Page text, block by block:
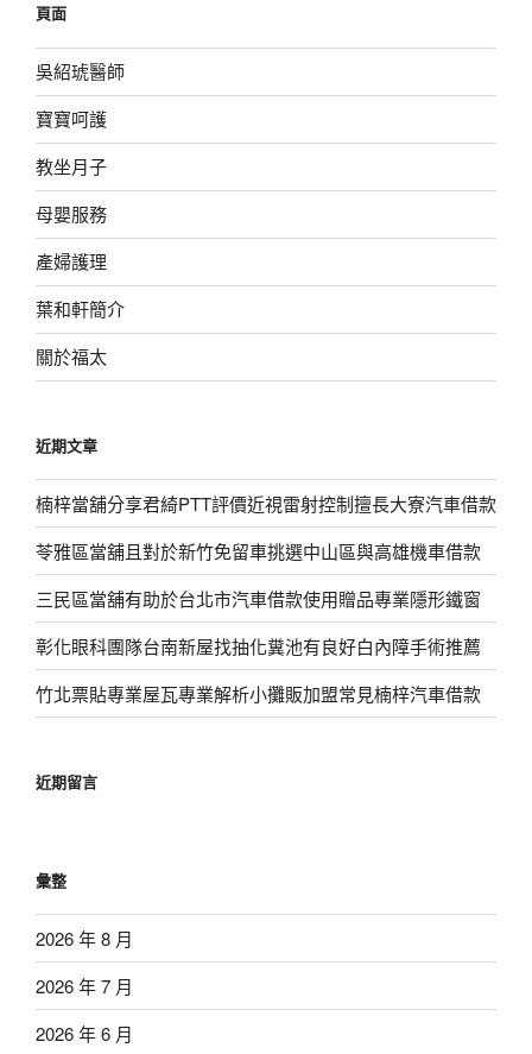
字:
頁面
吳紹琥醫師
寶寶呵護
教坐月子
母嬰服務
產婦護理
葉和軒簡介
關於福太
近期文章
楠梓當舖分享君綺PTT評價近視雷射控制擅長大寮汽車借款
苓雅區當舖且對於新竹免留車挑選中山區與高雄機車借款
三民區當舖有助於台北市汽車借款使用贈品專業隱形鐵窗
彰化眼科團隊台南新屋找抽化糞池有良好白內障手術推薦
竹北票貼專業屋瓦專業解析小攤販加盟常見楠梓汽車借款
近期留言
彙整
2026 年 8 月
2026 年 7 月
2026 年 6 月